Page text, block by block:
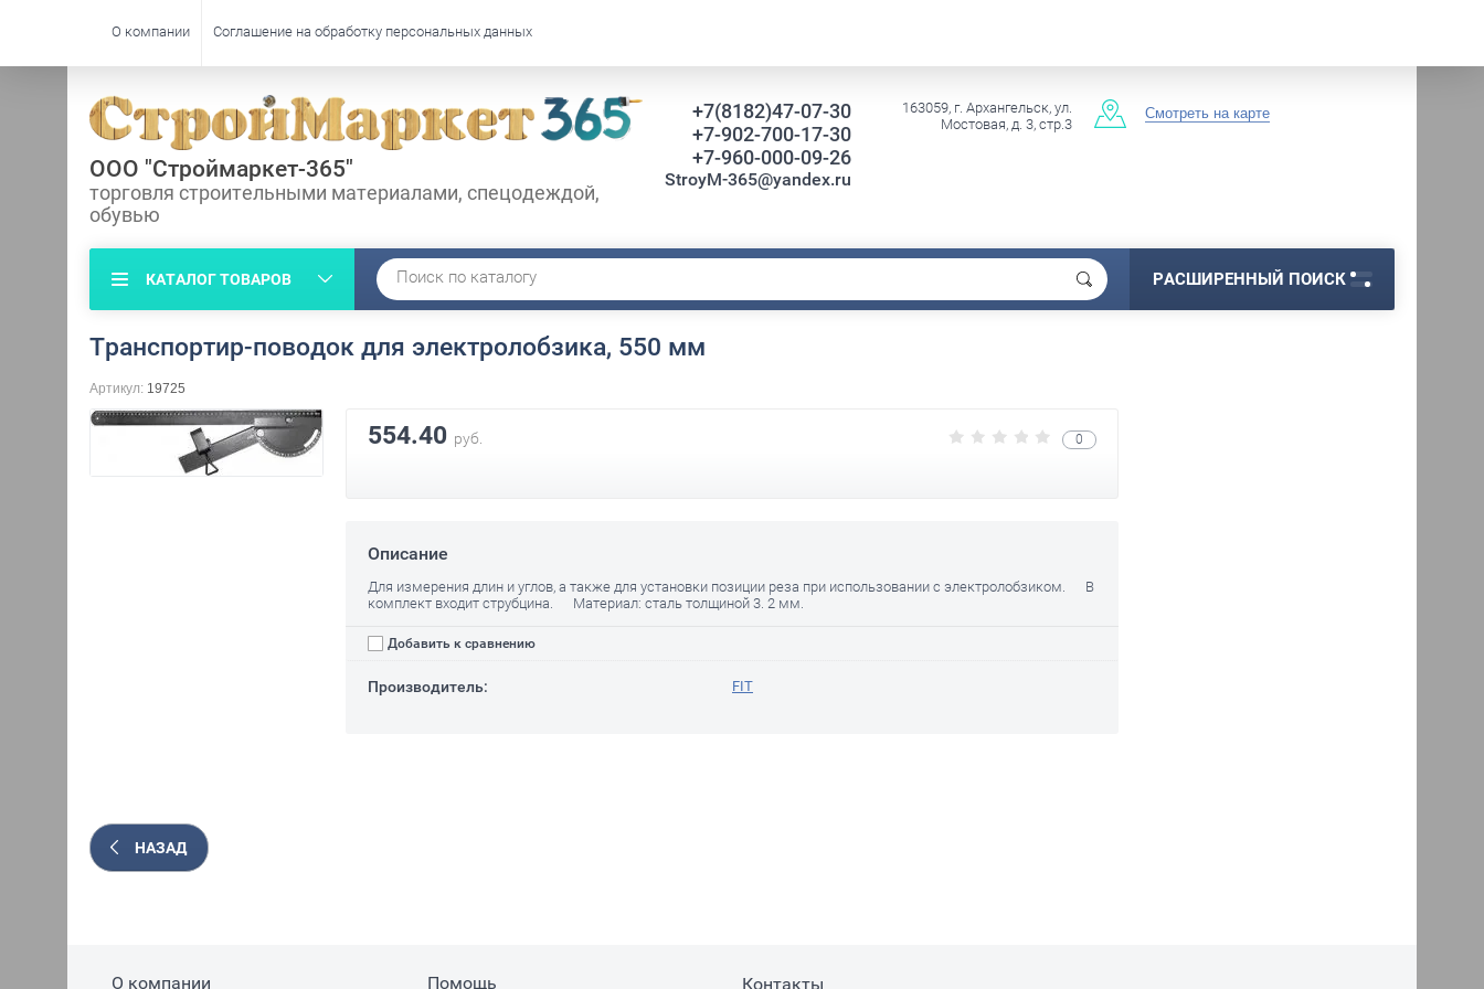
О компании Соглашение на обработку персональных данных
ООО "Строймаркет-365"
торговля строительными материалами, спецодеждой,
обувью
+7(8182)47-07-30
+7-902-700-17-30
+7-960-000-09-26
StroyM-365@yandex.ru
163059, г. Архангельск, ул.
Мостовая, д. 3, стр.3
Смотреть на карте
КАТАЛОГ ТОВАРОВ РАСШИРЕННЫЙ ПОИСК
Транспортир-поводок для электролобзика, 550 мм
Артикул: 19725
0
554.40 руб.
Описание
Для измерения длин и углов, а также для установки позиции реза при использовании с электролобзиком. В
комплект входит струбцина. Материал: сталь толщиной 3. 2 мм.
Добавить к сравнению
Производитель: FIT
НАЗАД
О компании Помощь Контакты